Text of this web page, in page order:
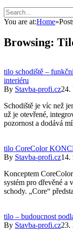
You are at:Home»
Browsing:
tilo schodiště –
interiéru
By Stavba-profi.cz24.
Schodiště je víc než
už je otevřené,
pozornost a dodává
tilo CoreColor
By Stavba-profi.cz14.
Konceptem
systém pro dřevěné a
schody. „Core“
tilo – budoucnost
By Stavba-profi.cz23.